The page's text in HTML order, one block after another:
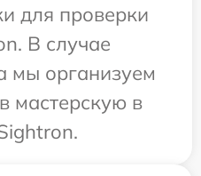
для проверки
В случае
мы организуем
мастерскую в